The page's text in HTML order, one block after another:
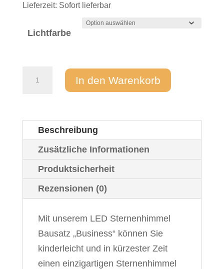
Lieferzeit: Sofort lieferbar
Lichtfarbe
Sternenhimmel
"Business"
cm
Menge
In den Warenkorb
Beschreibung
Zusätzliche Informationen
Produktsicherheit
Rezensionen (0)
Mit unserem LED Sternenhimmel
Bausatz „Business“ können Sie
kinderleicht und in kürzester Zeit
einen einzigartigen Sternenhimmel